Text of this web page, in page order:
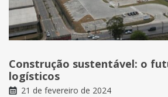
Construção sustentável: o
logísticos
21 de fevereiro de 2024